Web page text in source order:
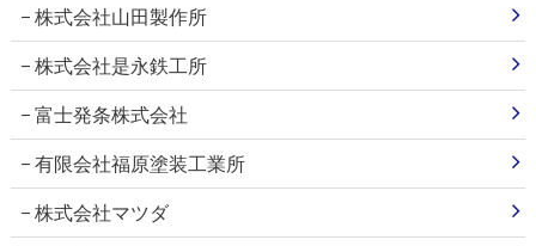
株式会社山田製作所
株式会社是永鉄工所
富士発条株式会社
有限会社福原塗装工業所
株式会社マツダ